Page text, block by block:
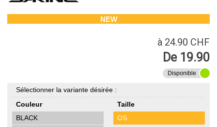
NEW
à 24.90 CHF
De 19.90
Disponible
Sélectionner la variante désirée :
Couleur
BLACK
Taille
OS